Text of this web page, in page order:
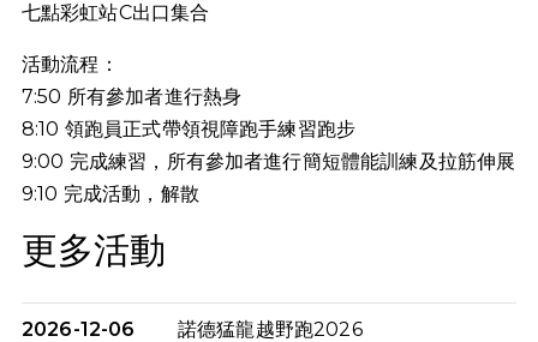
七點彩虹站C出口集合
活動流程：
7:50 所有參加者進行熱身
8:10 領跑員正式帶領視障跑手練習跑步
9:00 完成練習，所有參加者進行簡短體能訓練及拉筋伸展
9:10 完成活動，解散
更多活動
2026-12-06 諾德猛龍越野跑2026